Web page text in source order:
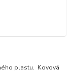
plastu. Kovová